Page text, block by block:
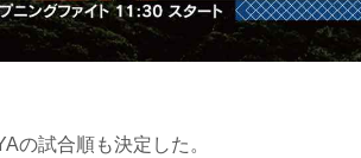
の試合順も決定した。